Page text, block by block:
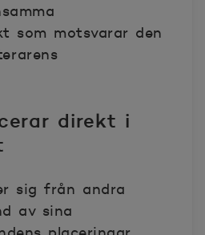
som motsvarar den
direkt i
sig från andra
av sina